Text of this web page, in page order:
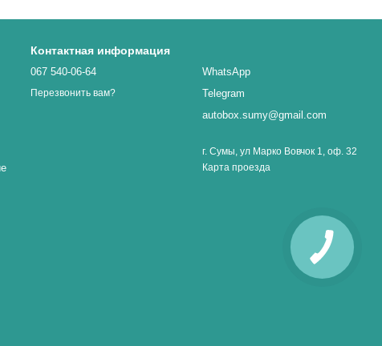
Контактная информация
067 540-06-64
Перезвонить вам?
WhatsApp
Telegram
autobox.sumy@gmail.com
г. Сумы, ул Марко Вовчок 1, оф. 32
Карта проезда